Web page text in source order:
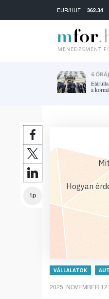
EUR/HUF 362.34
6
a
1p
Hogyan
VÁLLALATOK
2025. NOVEMBER